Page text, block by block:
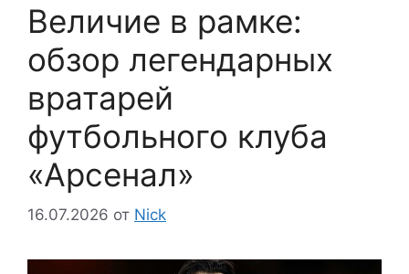
Величие в рамке:
обзор легендарных
вратарей
футбольного клуба
«Арсенал»
16.07.2026 от Nick